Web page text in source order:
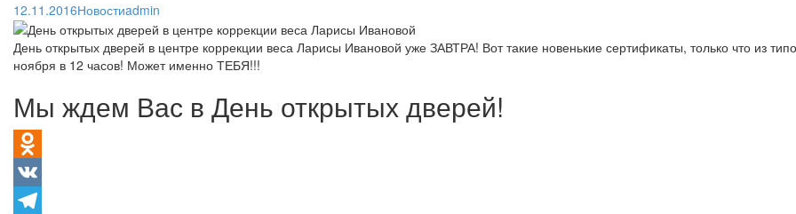
12.11.2016Новостиadmin
День открытых дверей в центре коррекции веса Ларисы Ивановой уже ЗАВТРА! Вот такие новенькие сертификаты, только что из
ноября в 12 часов! Может именно ТЕБЯ!!!
Мы ждем Вас в День открытых дверей!
Odnoklassniki
VK